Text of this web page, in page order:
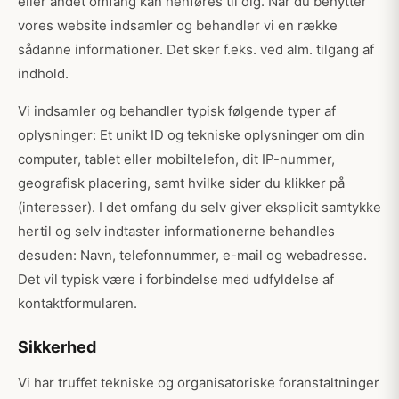
vores website indsamler og behandler vi en række
sådanne informationer. Det sker f.eks. ved alm. tilgang af
indhold.
Vi indsamler og behandler typisk følgende typer af
oplysninger: Et unikt ID og tekniske oplysninger om din
computer, tablet eller mobiltelefon, dit IP-nummer,
geografisk placering, samt hvilke sider du klikker på
(interesser). I det omfang du selv giver eksplicit samtykke
hertil og selv indtaster informationerne behandles
desuden: Navn, telefonnummer, e-mail og webadresse.
Det vil typisk være i forbindelse med udfyldelse af
kontaktformularen.
Sikkerhed
Vi har truffet tekniske og organisatoriske foranstaltninger